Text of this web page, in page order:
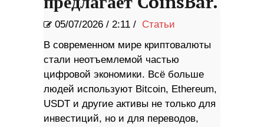
05/07/2026 / 2:11 / Статьи
В современном мире криптовалюты
стали неотъемлемой частью
цифровой экономики. Всё больше
людей используют Bitcoin, Ethereum,
USDT и другие активы не только для
инвестиций, но и для переводов,